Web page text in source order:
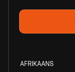
AFRIKAANS